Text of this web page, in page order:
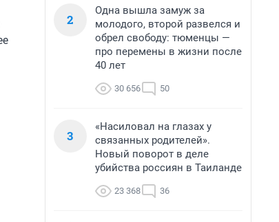
2
Одна вышла замуж за
молодого, второй развелся и
обрел свободу: тюменцы —
про перемены в жизни после
40 лет
30 656 50
3
«Насиловал на глазах у
связанных родителей».
Новый поворот в деле
убийства россиян в Таиланде
23 368 36